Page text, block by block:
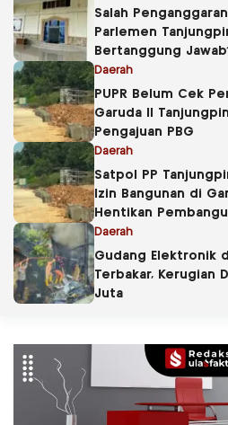
Salah
Parlemen
Bertanggung
atau Sekretaris
Daerah
PUPR Belum Cek
Garuda II
Pengajuan PBG
Daerah
Satpol PP
Izin Bangunan di
Hentikan
PBG
Daerah
Gudang Elektronik
Terbakar, Kerugian
Juta